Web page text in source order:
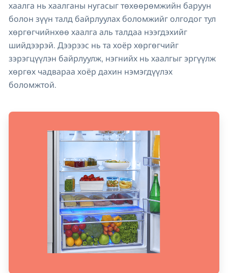
хаалга нь хаалганы нугасыг төхөөрөмжийн баруун
болон зүүн талд байрлуулах боломжийг олгодог тул
хөргөгчийнхөө хаалга аль талдаа нээгдэхийг
шийдээрэй. Дээрээс нь та хоёр хөргөгчийг
зэрэгцүүлэн байрлуулж, нэгнийх нь хаалгыг эргүүлж
хөргөх чадвараа хоёр дахин нэмэгдүүлэх
боломжтой.